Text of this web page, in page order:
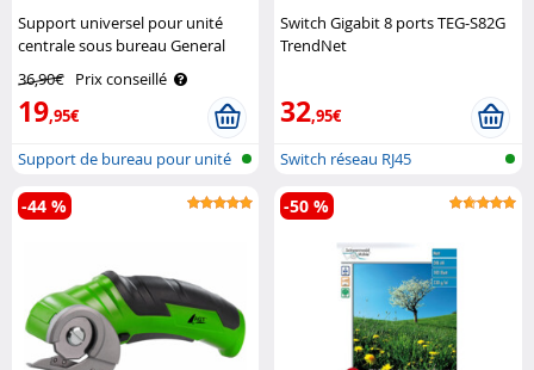
Support universel pour unité
centrale sous bureau General
36,90€ Prix conseillé
19,95€
Support de bureau pour unité
centra..
Switch Gigabit 8 ports TEG-S82G
TrendNet
32,95€
Switch réseau RJ45
-44 % -50 %